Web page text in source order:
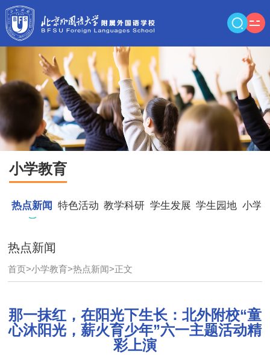
小学教育
热点新闻 特色活动 教学科研 学生发展 学生园地 小学
热点新闻
首页>小学教育>热点新闻>正文
那一抹红，在阳光下生长：北外附校“童
心沐阳光，薪火育少年”六一主题活动精
彩上演